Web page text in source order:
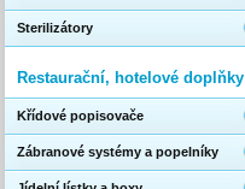
Sterilizátory
Restaurační, hotelové doplňky
Křídové popisovače
Zábranové systémy a popelníky